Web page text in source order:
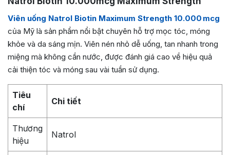
Viên uống Natrol Biotin Maximum Strength 10.000 mcg
của Mỹ là sản phẩm nổi bật chuyên hỗ trợ mọc tóc, móng
khỏe và da sáng mịn. Viên nén nhỏ dễ uống, tan nhanh trong
miệng mà không cần nước, được đánh giá cao về hiệu quả
cải thiện tóc và móng sau vài tuần sử dụng.
Tiêu
chí
Chi tiết
Thương
hiệu
Natrol